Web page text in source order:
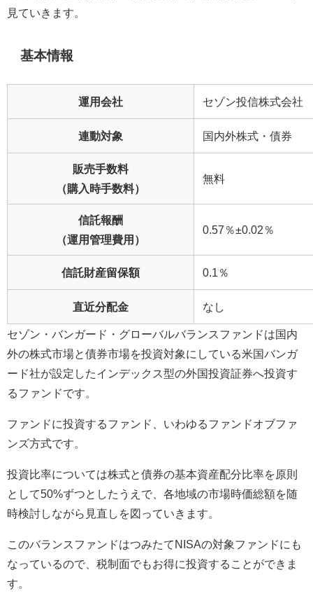
見ていきます。
基本情報
運用会社 セゾン投信株式会社
連動対象 国内外株式・債券
販売手数料
（購入時手数料）
無料
信託報酬
（運用管理費用）
0.57％±0.02％
信託財産留保額 0.1％
直近分配金 なし
セゾン・バンガード・グローバルバランスファンドは国内
外の株式市場と債券市場を投資対象にしている米国バンガ
ード社が設定したインデックス型の外国投資証券へ投資す
るファンドです。
ファンドに投資するファンド、いわゆるファンドオブファ
ンズ方式です。
投資比率については株式と債券の基本資産配分比率を原則
として50%ずつとしたうえで、各地域の市場時価総額を随
時検討しながら見直しを図っていきます。
このバランスファンドはつみたてNISAの対象ファンドにも
なっているので、税制面でもお得に投資することができま
す。